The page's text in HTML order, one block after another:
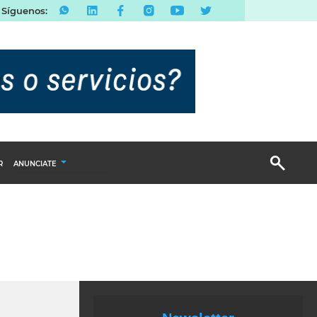
Síguenos:
ANUNCIATE